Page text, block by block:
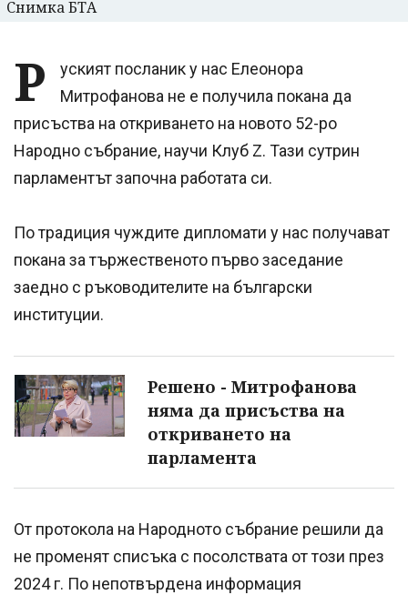
Снимка БТА
Р
уският посланик у нас Елеонора
Митрофанова не е получила покана да
присъства на откриването на новото 52-ро
Народно събрание, научи Клуб Z. Тази сутрин
парламентът започна работата си.
По традиция чуждите дипломати у нас получават
покана за тържественото първо заседание
заедно с ръководителите на български
институции.
Решено - Митрофанова
няма да присъства на
откриването на
парламента
От протокола на Народното събрание решили да
не променят списъка с посолствата от този през
2024 г. По непотвърдена информация